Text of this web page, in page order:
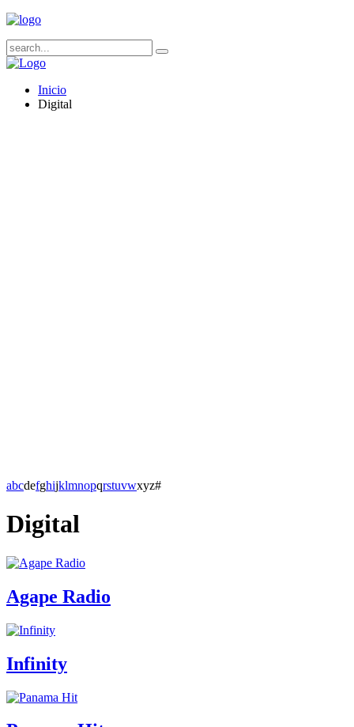
Inicio
Digital
abcdefghijklmnopqrstuvwxyz#
Digital
Agape Radio
Infinity